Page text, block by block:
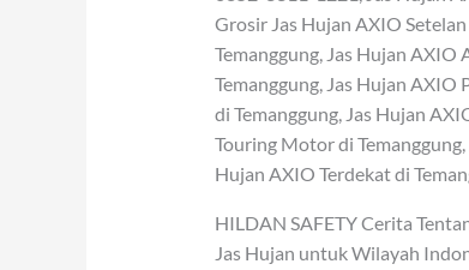
Grosir Jas Hujan AXIO
Temanggung, Jas Hujan AXIO
Temanggung, Jas Hujan AXIO
di Temanggung, Jas Hujan
Touring Motor di
Hujan AXIO Terdekat di
HILDAN SAFETY Cerita
Jas Hujan untuk Wilayah